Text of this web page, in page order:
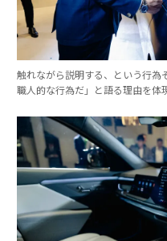
触れながら説明する、という行為
職人的な行為だ」と語る理由を体